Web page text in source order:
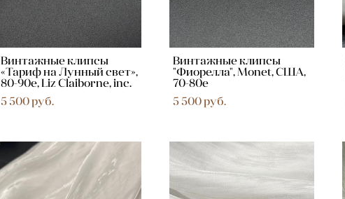
Винтажные клипсы
«Тариф на Лунный свет»,
80-90е, Liz Claiborne, inc.
5 500 pуб.
Винтажные клипсы
"Фиорелла", Monet, США,
70-80е
5 500 pуб.